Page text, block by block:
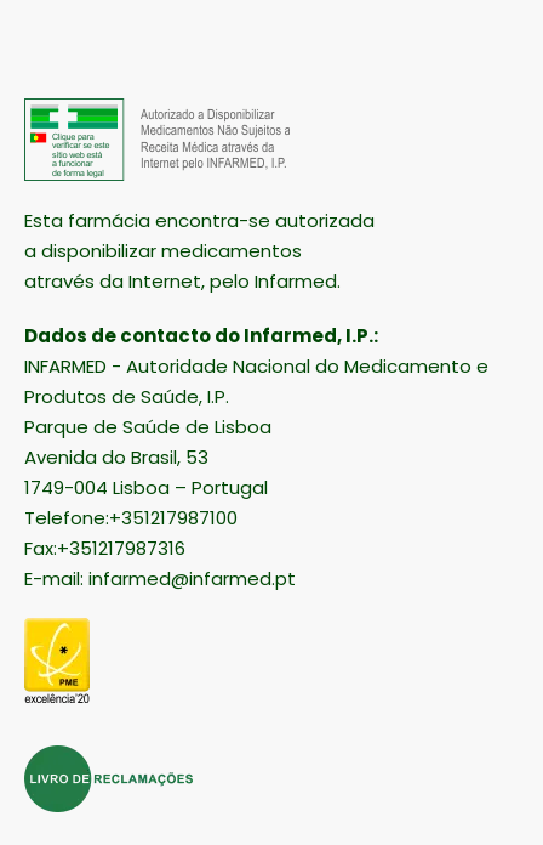
Esta farmácia encontra-se autorizada
a disponibilizar medicamentos
através da Internet, pelo Infarmed.
Dados de contacto do Infarmed, I.P.:
INFARMED - Autoridade Nacional do Medicamento e
Produtos de Saúde, I.P.
Parque de Saúde de Lisboa
Avenida do Brasil, 53
1749-004 Lisboa – Portugal
Telefone:+351217987100
Fax:+351217987316
E-mail: infarmed@infarmed.pt